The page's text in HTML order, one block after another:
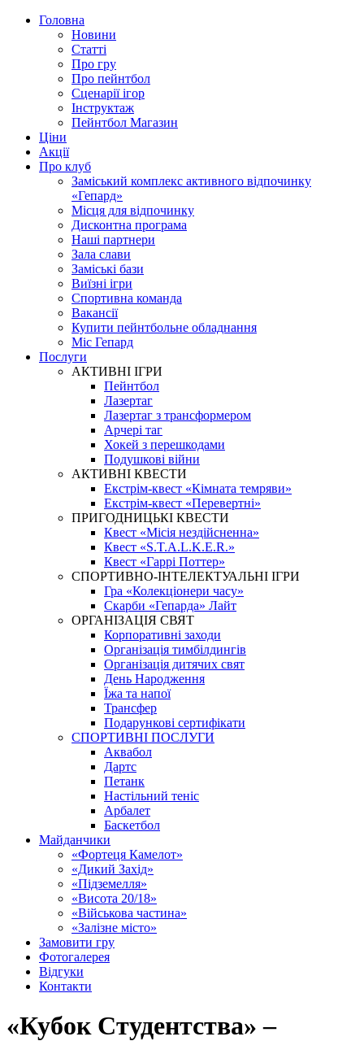
Головна
Новини
Статті
Про гру
Про пейнтбол
Сценарії ігор
Інструктаж
Пейнтбол Магазин
Ціни
Акції
Про клуб
Заміський комплекс активного відпочинку
«Гепард»
Місця для відпочинку
Дисконтна програма
Наші партнери
Зала слави
Заміські бази
Виїзні ігри
Спортивна команда
Вакансії
Купити пейнтбольне обладнання
Міс Гепард
Послуги
АКТИВНІ ІГРИ
Пейнтбол
Лазертаг
Лазертаг з трансформером
Арчері таг
Хокей з перешкодами
Подушкові війни
АКТИВНІ КВЕСТИ
Екстрім-квест «Кімната темряви»
Екстрім-квест «Перевертні»
ПРИГОДНИЦЬКІ КВЕСТИ
Квест «Місія нездійсненна»
Квест «S.T.A.L.K.E.R.»
Квест «Гаррі Поттер»
СПОРТИВНО-ІНТЕЛЕКТУАЛЬНІ ІГРИ
Гра «Колекціонери часу»
Скарби «Гепарда» Лайт
ОРГАНІЗАЦІЯ СВЯТ
Корпоративні заходи
Організація тимбілдингів
Організація дитячих свят
День Народження
Їжа та напої
Трансфер
Подарункові сертифікати
СПОРТИВНІ ПОСЛУГИ
Аквабол
Дартс
Петанк
Настільний теніс
Арбалет
Баскетбол
Майданчики
«Фортеця Камелот»
«Дикий Захід»
«Підземелля»
«Висота 20/18»
«Військова частина»
«Залізне місто»
Замовити гру
Фотогалерея
Відгуки
Контакти
«Кубок Студентства» –